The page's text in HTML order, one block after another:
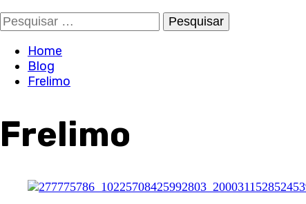
Pesquisar
por:
Home
Blog
Frelimo
Frelimo